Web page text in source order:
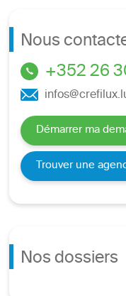
Nous
+352 26
Démarrer ma
Trouver une
Nos dossiers